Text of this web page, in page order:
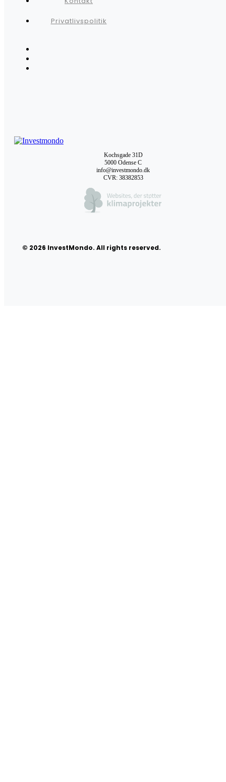
Privatlivspolitik
Kochsgade 31D
5000 Odense C
info@investmondo.dk
CVR: 38382853
© 2026 InvestMondo. All rights reserved.